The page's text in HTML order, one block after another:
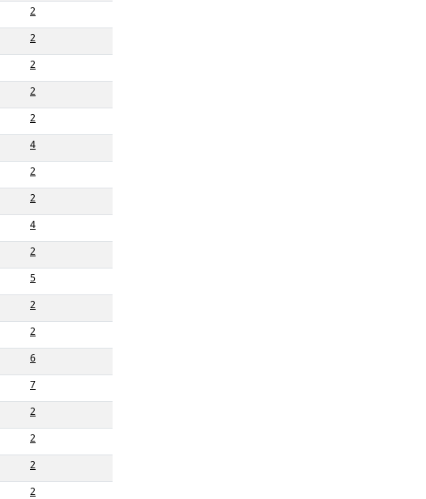
2
2
2
2
2
4
2
2
4
2
5
2
2
6
7
2
2
2
2